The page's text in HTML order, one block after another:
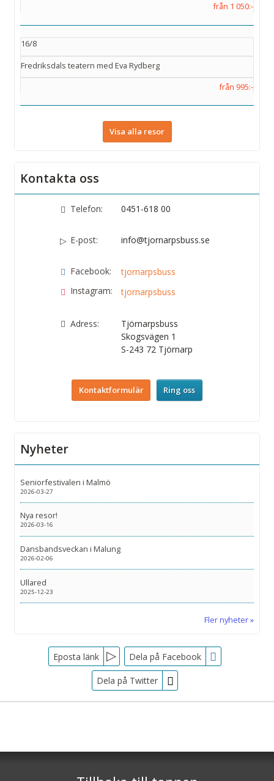
från 1 050:-
16/8
Fredriksdals teatern med Eva Rydberg
från 995:-
Visa alla resor
Kontakta oss
Telefon: 0451-618 00
E-post: info@tjornarpsbuss.se
Facebook:
tjornarpsbuss
Instagram:
tjornarpsbuss
Adress:
Tjörnarpsbuss
Skogsvägen 1
S-243 72 Tjörnarp
Kontaktformulär Ring oss
Nyheter
Seniorfestivalen i Malmö
2026-03-27
Nya resor!
2026-03-16
Dansbandsveckan i Malung
2026-02-06
Ullared
2025-12-23
Fler nyheter
FacebookEposta länk Dela på Facebook
Dela på Twitter
Jag samtycker till dataskyddspolicyn.